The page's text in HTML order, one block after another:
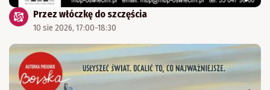
Przez włóczkę do szczęścia
10 sie 2026, 17:00-18:30